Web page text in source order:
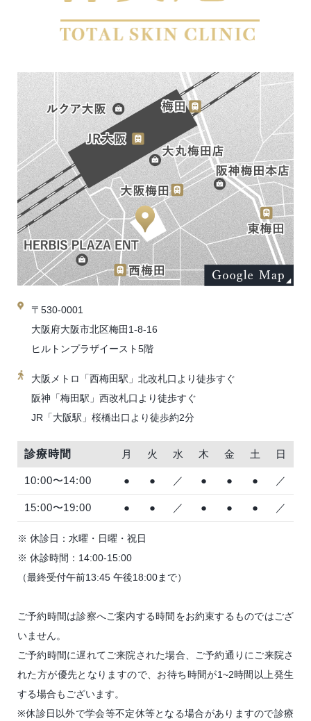
〒530-0001
大阪府大阪市北区梅田1-8-16
ヒルトンプラザイースト5階
大阪メトロ「西梅田駅」北改札口より徒歩すぐ
阪神「梅田駅」西改札口より徒歩すぐ
JR「大阪駅」桜橋出口より徒歩約2分
診療時間 月 火 水 木 金 土 日
10:00〜14:00 ● ● ／ ● ● ● ／
15:00〜19:00 ● ● ／ ● ● ● ／
※ 休診日：水曜・日曜・祝日
※ 休診時間：14:00-15:00
（最終受付午前13:45 午後18:00まで）
ご予約時間は診察へご案内する時間をお約束するものではござ
いません。
ご予約時間に遅れてご来院された場合、ご予約通りにご来院さ
れた方が優先となりますので、お待ち時間が1~2時間以上発生
する場合もございます。
※休診日以外で学会等不定休等となる場合がありますので診療